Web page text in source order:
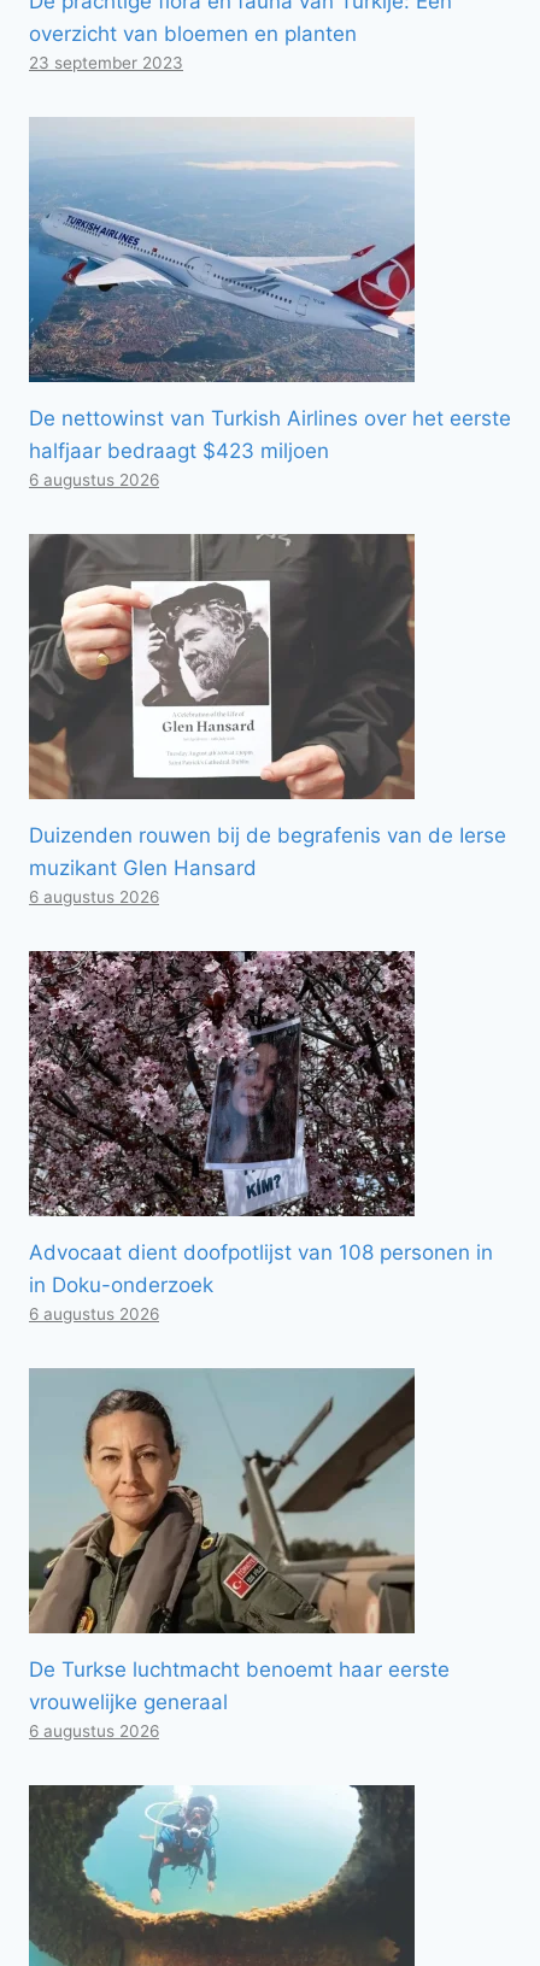
overzicht van bloemen en planten
23 september 2023
De nettowinst van Turkish Airlines over het eerste
halfjaar bedraagt ​​$423 miljoen
6 augustus 2026
Duizenden rouwen bij de begrafenis van de Ierse
muzikant Glen Hansard
6 augustus 2026
Advocaat dient doofpotlijst van 108 personen in
in Doku-onderzoek
6 augustus 2026
De Turkse luchtmacht benoemt haar eerste
vrouwelijke generaal
6 augustus 2026